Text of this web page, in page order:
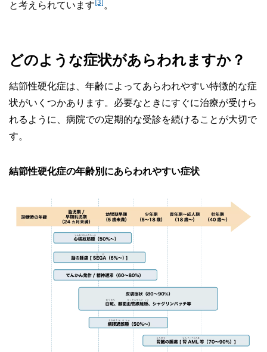
と考えられています [3] 。
どのような症状があらわれますか？
結節性硬化症は、年齢によってあらわれやすい特徴的な症
状がいくつかあります。必要なときにすぐに治療が受けら
れるように、病院での定期的な受診を続けることが大切で
す。
結節性硬化症の年齢別にあらわれやすい症状